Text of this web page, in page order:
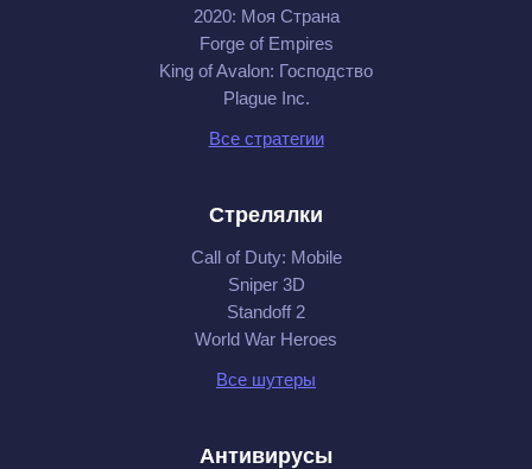
2020: Моя Cтрана
Forge of Empires
King of Avalon: Господство
Plague Inc.
Все стратегии
Стрелялки
Call of Duty: Mobile
Sniper 3D
Standoff 2
World War Heroes
Все шутеры
Антивирусы